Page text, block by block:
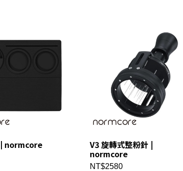
normcore V3 旋轉式整粉針 |
normcore
NT$2580